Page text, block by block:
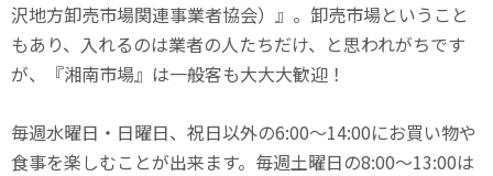
沢地方卸売市場関連事業者協会）』。卸売市場ということ
もあり、入れるのは業者の人たちだけ、と思われがちです
が、『湘南市場』は一般客も大大大歓迎！
毎週水曜日・日曜日、祝日以外の6:00〜14:00にお買い物や
食事を楽しむことが出来ます。毎週土曜日の8:00〜13:00は